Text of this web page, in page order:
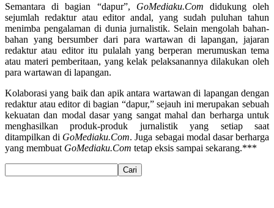
Semantara di bagian “dapur”, GoMediaku.Com didukung oleh
sejumlah redaktur atau editor andal, yang sudah puluhan tahun
menimba pengalaman di dunia jurnalistik. Selain mengolah bahan-
bahan yang bersumber dari para wartawan di lapangan, jajaran
redaktur atau editor itu pulalah yang berperan merumuskan tema
atau materi pemberitaan, yang kelak pelaksanannya dilakukan oleh
para wartawan di lapangan.
Kolaborasi yang baik dan apik antara wartawan di lapangan dengan
redaktur atau editor di bagian “dapur,” sejauh ini merupakan sebuah
kekuatan dan modal dasar yang sangat mahal dan berharga untuk
menghasilkan produk-produk jurnalistik yang setiap saat
ditampilkan di GoMediaku.Com. Juga sebagai modal dasar berharga
yang membuat GoMediaku.Com tetap eksis sampai sekarang.***